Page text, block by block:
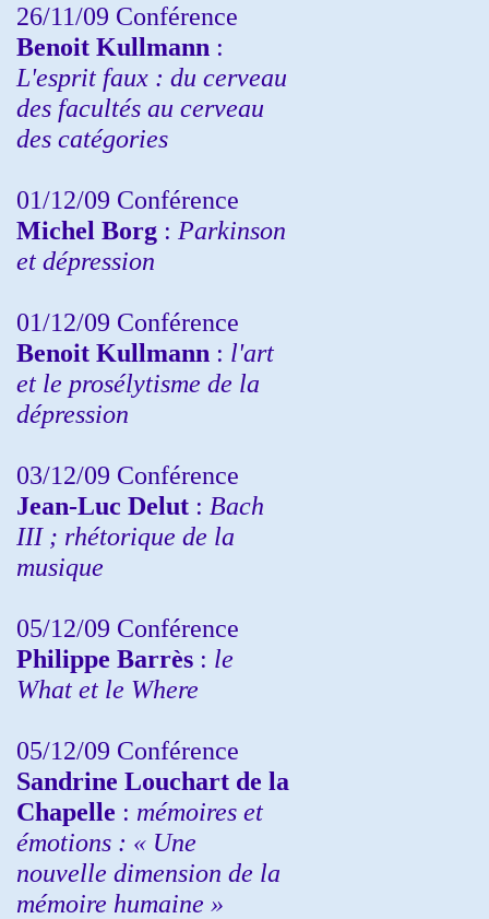
26/11/09 Conférence
Benoit Kullmann :
L'esprit faux : du cerveau
des facultés au cerveau
des catégories
01/12/09 Conférence
Michel Borg : Parkinson
et dépression
01/12/09 Conférence
Benoit Kullmann : l'art
et le prosélytisme de la
dépression
03/12/09 Conférence
Jean-Luc Delut : Bach
III ; rhétorique de la
musique
05/12/09 Conférence
Philippe Barrès : le
What et le Where
05/12/09 Conférence
Sandrine Louchart de la
Chapelle : mémoires et
émotions : « Une
nouvelle dimension de la
mémoire humaine »